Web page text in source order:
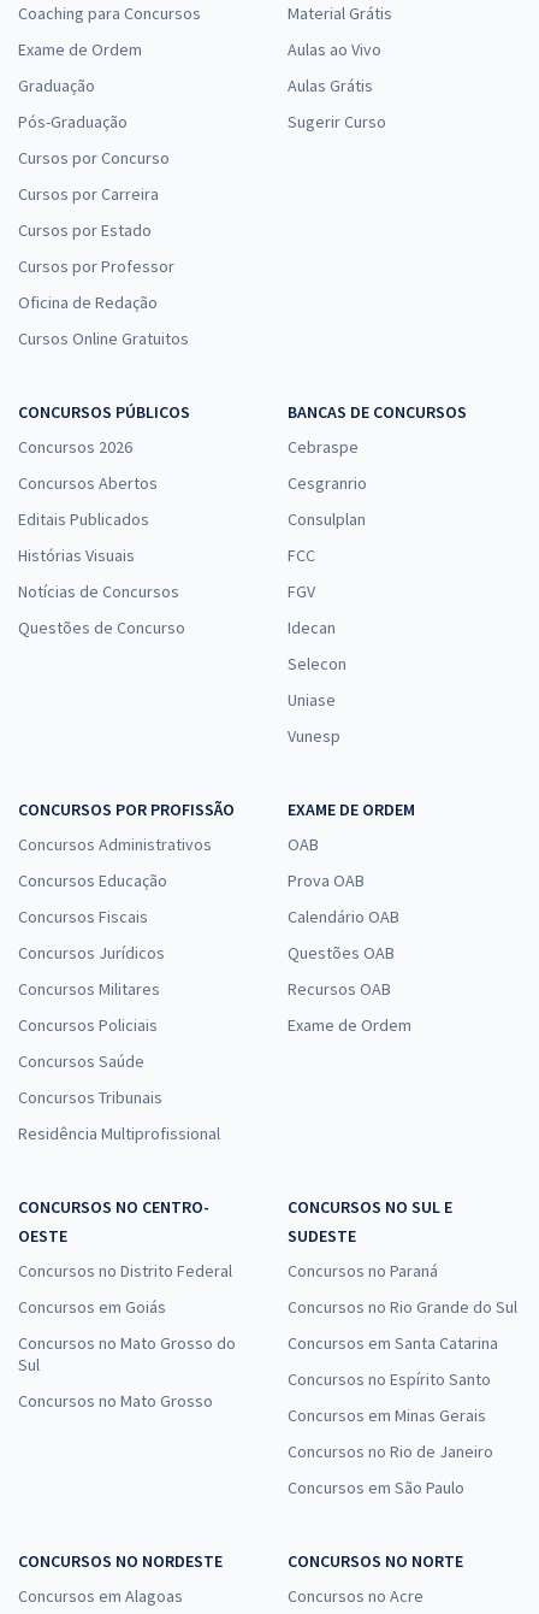
Coaching para Concursos
Exame de Ordem
Graduação
Pós-Graduação
Cursos por Concurso
Cursos por Carreira
Cursos por Estado
Cursos por Professor
Oficina de Redação
Cursos Online Gratuitos
Material Grátis
Aulas ao Vivo
Aulas Grátis
Sugerir Curso
CONCURSOS PÚBLICOS
Concursos 2026
Concursos Abertos
Editais Publicados
Histórias Visuais
Notícias de Concursos
Questões de Concurso
BANCAS DE CONCURSOS
Cebraspe
Cesgranrio
Consulplan
FCC
FGV
Idecan
Selecon
Uniase
Vunesp
CONCURSOS POR PROFISSÃO
Concursos Administrativos
Concursos Educação
Concursos Fiscais
Concursos Jurídicos
Concursos Militares
Concursos Policiais
Concursos Saúde
Concursos Tribunais
Residência Multiprofissional
EXAME DE ORDEM
OAB
Prova OAB
Calendário OAB
Questões OAB
Recursos OAB
Exame de Ordem
CONCURSOS NO CENTRO-
OESTE
Concursos no Distrito Federal
Concursos em Goiás
Concursos no Mato Grosso do
Sul
Concursos no Mato Grosso
CONCURSOS NO SUL E
SUDESTE
Concursos no Paraná
Concursos no Rio Grande do Sul
Concursos em Santa Catarina
Concursos no Espírito Santo
Concursos em Minas Gerais
Concursos no Rio de Janeiro
Concursos em São Paulo
CONCURSOS NO NORDESTE
Concursos em Alagoas
CONCURSOS NO NORTE
Concursos no Acre